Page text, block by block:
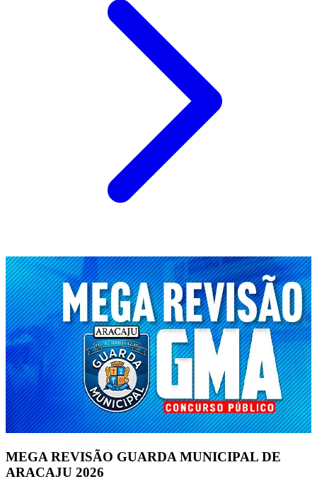
MEGA REVISÃO GUARDA MUNICIPAL DE
ARACAJU 2026